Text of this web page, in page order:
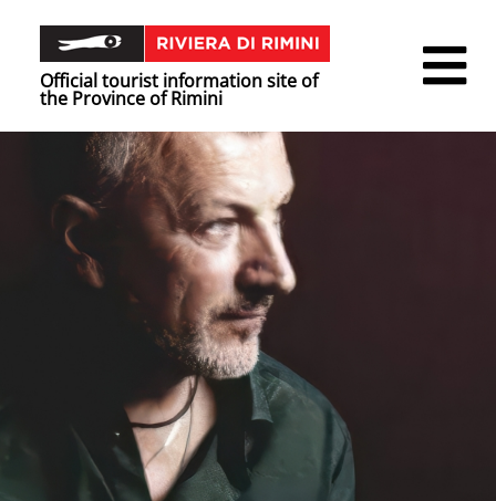
Official tourist information site of
the Province of Rimini